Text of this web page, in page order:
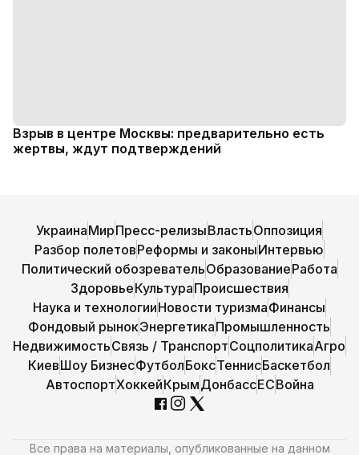
Взрыв в центре Москвы: предварительно есть
жертвы, ждут подтверждений
УкраинаМирПресс-релизыВластьОппозиция
Разбор полетовРеформы и законыИнтервью
Политический обозревательОбразованиеРабота
ЗдоровьеКультураПроисшествия
Наука и технологииНовости туризмаФинансы
Фондовый рынокЭнергетикаПромышленность
НедвижимостьСвязь / ТранспортСоцполитикаАгро
КиевШоу БизнесФутболБоксТеннисБаскетбол
АвтоспортХоккейКрымДонбассЕСВойна
Все права на материалы, опубликованные на данном